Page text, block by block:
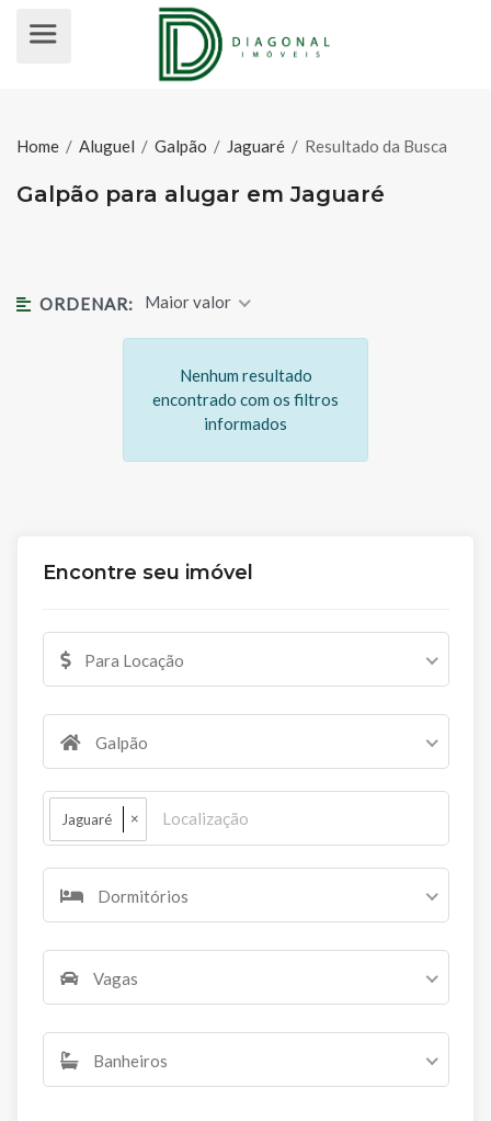
Home / Aluguel / Galpão / Jaguaré / Resultado da Busca
Galpão para alugar em Jaguaré
Encontre seu imóvel
Para Locação
Galpão
Jaguaré ×
Dormitórios
Vagas
Banheiros
ORDENAR: Maior valor
Nenhum resultado
encontrado com os filtros
informados